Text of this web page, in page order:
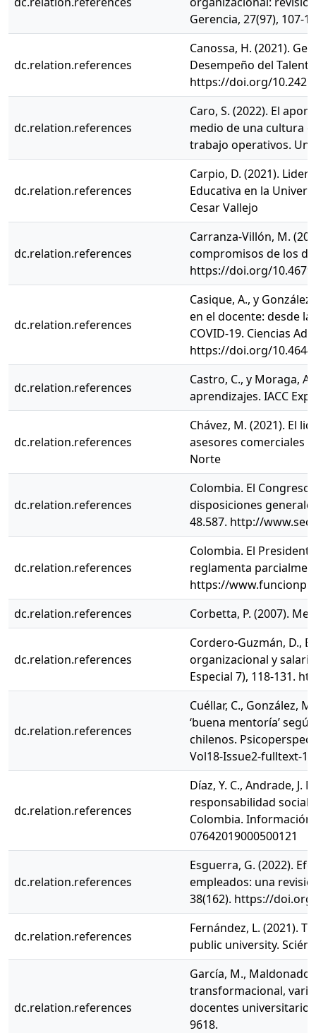
Gerencia, 27(97), 107-
dc.relation.references
Canossa, H. (2021).
Desempeño del
https://doi.org/
dc.relation.references
Caro, S. (2022). El
medio de una cultura
trabajo operativos.
dc.relation.references
Carpio, D. (2021).
Educativa en la
Cesar Vallejo
dc.relation.references
Carranza-Villón, M.
compromisos de los
https://doi.org/
dc.relation.references
Casique, A., y
en el docente: desde
COVID-19. Ciencias
https://doi.org/
dc.relation.references
Castro, C., y Moraga,
aprendizajes. IACC
dc.relation.references
Chávez, M. (2021). El
asesores comerciales
Norte
dc.relation.references
Colombia. El Congreso
disposiciones
48.587. http://
dc.relation.references
Colombia. El
reglamenta
https://
dc.relation.references
Corbetta, P. (2007).
dc.relation.references
Cordero-Guzmán, D.,
organizacional y
Especial 7), 118-131.
dc.relation.references
Cuéllar, C., González,
‘buena mentoría’
chilenos.
Vol18-Issue2-fulltext-
dc.relation.references
Díaz, Y. C., Andrade, J.
responsabilidad social
Colombia. Información
07642019000500121
dc.relation.references
Esguerra, G. (2022).
empleados: una
38(162). https://
dc.relation.references
Fernández, L. (2021).
public university.
dc.relation.references
García, M., Maldonado,
transformacional,
docentes
9618.